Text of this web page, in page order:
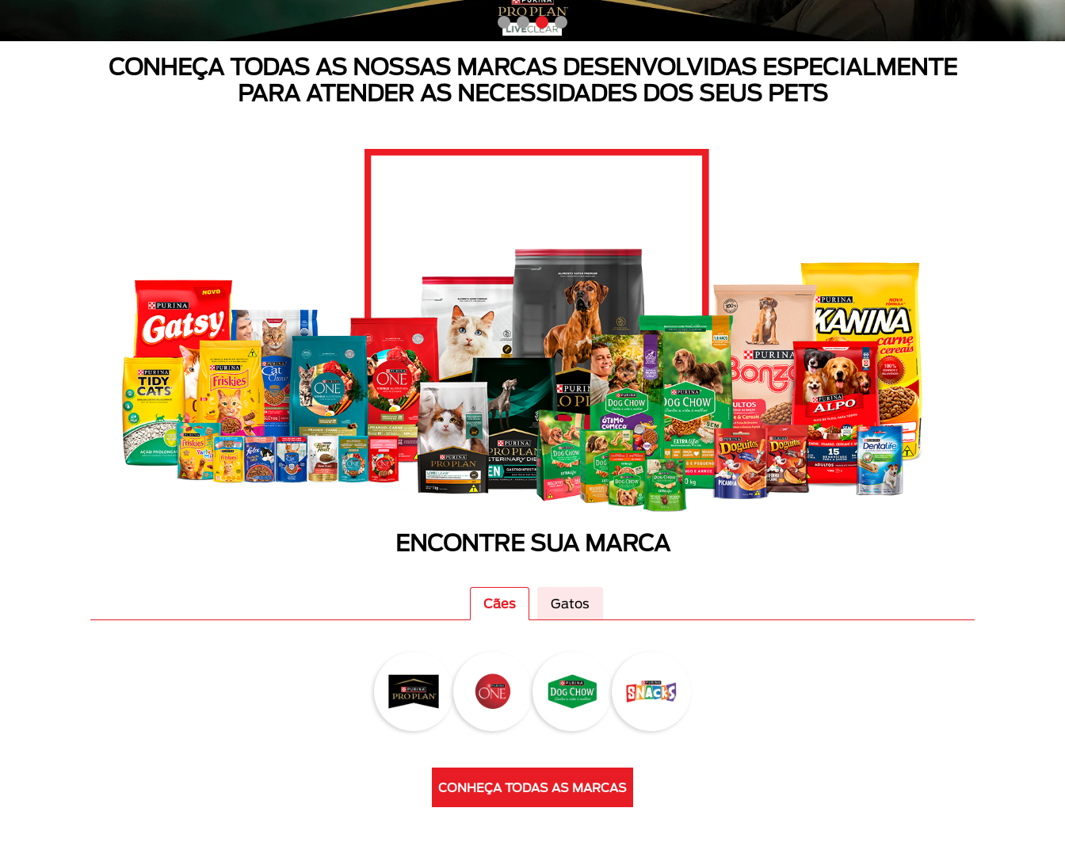
CONHEÇA TODAS AS NOSSAS MARCAS DESENVOLVIDAS ESPECIALMENTE
PARA ATENDER AS NECESSIDADES DOS SEUS PETS
ENCONTRE SUA MARCA
Cães Gatos
CONHEÇA TODAS AS MARCAS